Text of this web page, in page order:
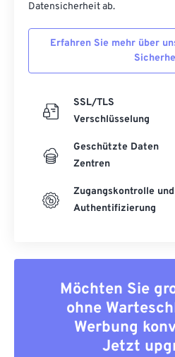
Datensicherheit ab.
Erfahren Sie mehr über
SSL/TLS
Verschlüsselung
Geschützte Daten
Zentren
Zugangskontrolle und
Authentifizierung
Möchten Sie
ohne
Werbung
Jetzt